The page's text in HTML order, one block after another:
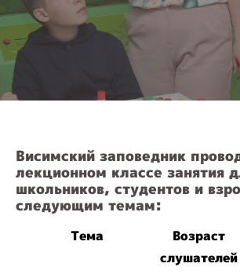
Висимский заповедник
лекционном классе занятия
школьников, студентов и
следующим темам:
Тема
Возраст
слушателей